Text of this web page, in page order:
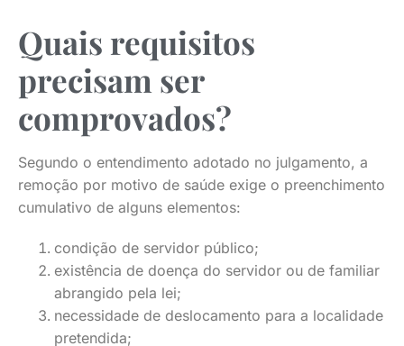
Quais requisitos
precisam ser
comprovados?
Segundo o entendimento adotado no julgamento, a
remoção por motivo de saúde exige o preenchimento
cumulativo de alguns elementos:
condição de servidor público;
existência de doença do servidor ou de familiar
abrangido pela lei;
necessidade de deslocamento para a localidade
pretendida;